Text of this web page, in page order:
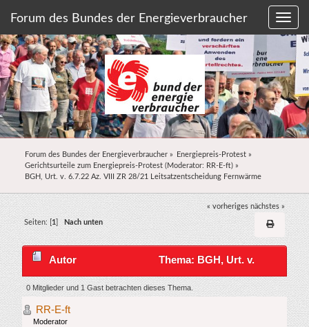
Forum des Bundes der Energieverbraucher
Forum des Bundes der Energieverbraucher» Energiepreis-Protest »
Gerichtsurteile zum Energiepreis-Protest(Moderator: RR-E-ft) »
BGH, Urt. v. 6.7.22 Az. VIII ZR 28/21 Leitsatzentscheidung Fernwärme
« vorheriges nächstes »
Seiten: [ 1 Nach unten
Autor Thema: BGH, Urt. v.
6.7.22 Az. VIII ZR 28/21 Leitsatzentscheidung
Fernwärme (Gelesen 9114 mal)
0 Mitglieder und 1 Gast betrachten dieses Thema.
RR-E-ft
Moderator